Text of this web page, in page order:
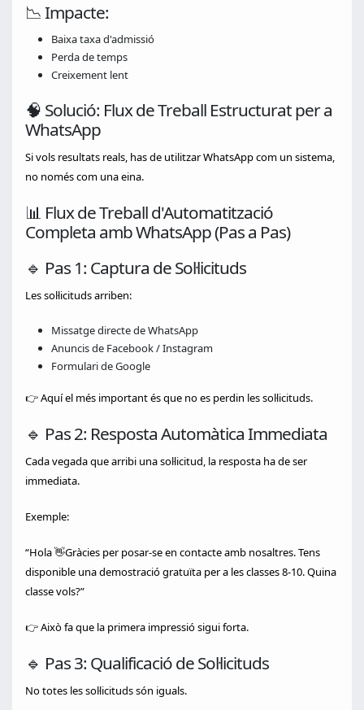
📉 Impacte:
Baixa taxa d'admissió
Perda de temps
Creixement lent
🧠 Solució: Flux de Treball Estructurat per a
WhatsApp
Si vols resultats reals, has de utilitzar WhatsApp com un sistema,
no només com una eina.
📊 Flux de Treball d'Automatització
Completa amb WhatsApp (Pas a Pas)
🔹 Pas 1: Captura de Sol·licituds
Les sol·licituds arriben:
Missatge directe de WhatsApp
Anuncis de Facebook / Instagram
Formulari de Google
👉 Aquí el més important és que no es perdin les sol·licituds.
🔹 Pas 2: Resposta Automàtica Immediata
Cada vegada que arribi una sol·licitud, la resposta ha de ser
immediata.
Exemple:
“Hola 👋Gràcies per posar-se en contacte amb nosaltres. Tens
disponible una demostració gratuïta per a les classes 8-10. Quina
classe vols?”
👉 Això fa que la primera impressió sigui forta.
🔹 Pas 3: Qualificació de Sol·licituds
No totes les sol·licituds són iguals.